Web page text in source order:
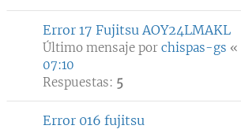
Error 17 Fujitsu AOY24LMAKL
Último mensaje por chispas-gs «
07:10
Respuestas: 5
Error 016 fujitsu